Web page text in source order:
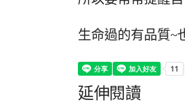
生命過的有品質~
延伸閱讀